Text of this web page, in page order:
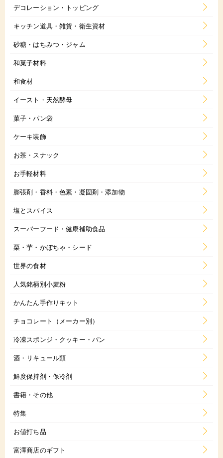
デコレーション・トッピング
キッチン道具・雑貨・衛生資材
砂糖・はちみつ・ジャム
和菓子材料
和食材
イースト・天然酵母
菓子・パン袋
ケーキ装飾
お茶・スナック
お手軽材料
膨張剤・香料・色素・凝固剤・添加物
塩とスパイス
スーパーフード・健康補助食品
栗・芋・かぼちゃ・シード
世界の食材
人気銘柄別小麦粉
かんたん手作りキット
チョコレート（メーカー別）
冷凍スポンジ・クッキー・パン
酒・リキュール類
鮮度保持剤・保冷剤
書籍・その他
特集
お値打ち品
富澤商店のギフト